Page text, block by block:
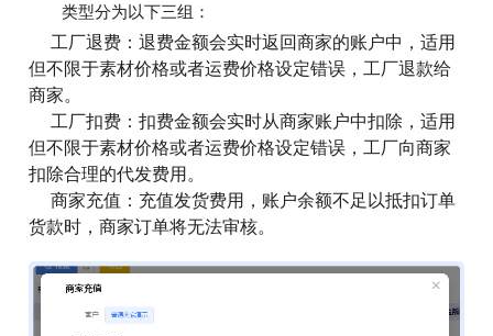
类型分为以下三组：
工厂退费：退费金额会实时返回商家的账户中，适用
但不限于素材价格或者运费价格设定错误，工厂退款给
商家。
工厂扣费：扣费金额会实时从商家账户中扣除，适用
但不限于素材价格或者运费价格设定错误，工厂向商家
扣除合理的代发费用。
商家充值：充值发货费用，账户余额不足以抵扣订单
货款时，商家订单将无法审核。